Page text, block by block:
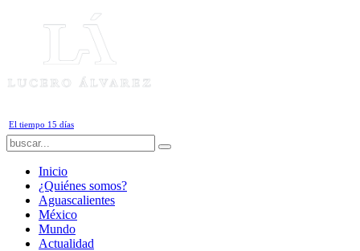
El tiempo 15 días
Inicio
¿Quiénes somos?
Aguascalientes
México
Mundo
Actualidad